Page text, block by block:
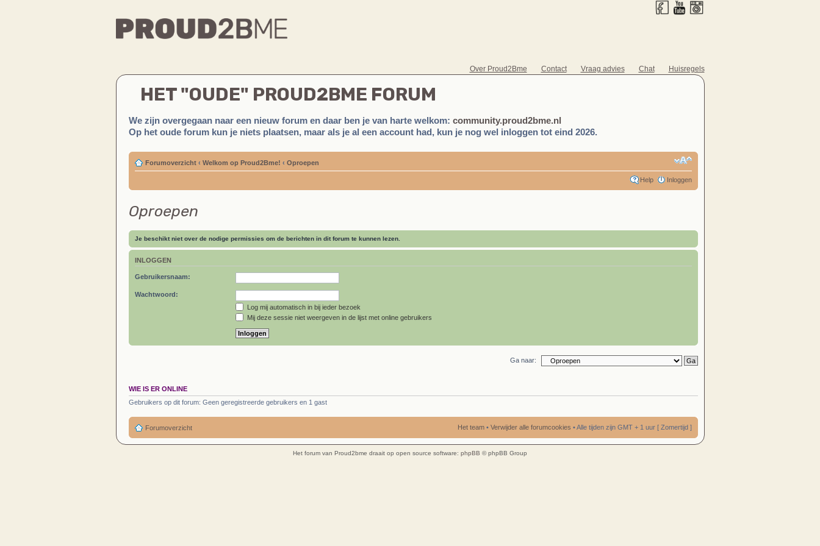
Over Proud2Bme Contact Vraag advies Chat Huisregels
HET "OUDE" PROUD2BME FORUM
We zijn overgegaan naar een nieuw forum en daar ben je van harte welkom: community.proud2bme.nl
Op het oude forum kun je niets plaatsen, maar als je al een account had, kun je nog wel inloggen tot eind 2026.
Forumoverzicht ‹ Welkom op Proud2Bme! ‹ Oproepen
Help Inloggen
Oproepen
Je beschikt niet over de nodige permissies om de berichten in dit forum te kunnen lezen.
INLOGGEN
Gebruikersnaam:
Wachtwoord:
Log mij automatisch in bij ieder bezoek
Mij deze sessie niet weergeven in de lijst met online gebruikers
Ga naar:
WIE IS ER ONLINE
Gebruikers op dit forum: Geen geregistreerde gebruikers en 1 gast
Forumoverzicht Het team• Verwijder alle forumcookies • Alle tijden zijn GMT + 1 uur [ Zomertijd ]
Het forum van Proud2bme draait op open source software: phpBB © phpBB Group